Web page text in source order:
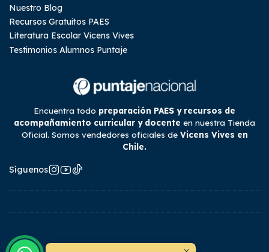
Nuestro Blog
Recursos Gratuitos PAES
Literatura Escolar Vicens Vives
Testimonios Alumnos Puntaje
Encuentra todo preparación PAES y recursos de
acompañamiento curricular y docente en nuestra Tienda
Oficial. Somos vendedores oficiales de Vicens Vives en
Chile.
Síguenos
2026 Tienda Puntaje Nacional.